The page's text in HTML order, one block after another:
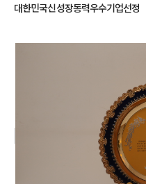
대한민국신성장동력우수기업선정